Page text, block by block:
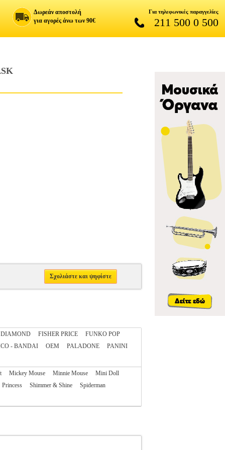
Δωρεάν αποστολή
για αγορές άνω των 90€
Για τηλεφωνικές παραγγελίες
211 500 0 500
Σχολιάστε και ψηφίστε
DIAMOND FISHER PRICE
FUNKO POP
- BANDAI OEM PALADONE
PANINI
Mickey Mouse Minnie Mouse
Mini Doll
Princess Shimmer & Shine
Spiderman